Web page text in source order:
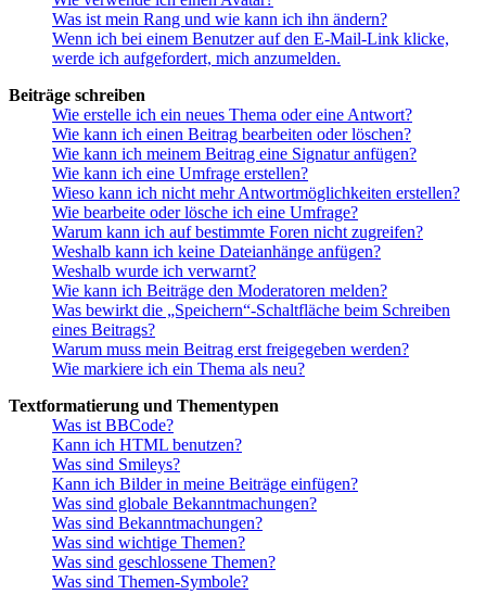
Was ist mein Rang und wie kann ich ihn ändern?
Wenn ich bei einem Benutzer auf den E-Mail-Link klicke,
werde ich aufgefordert, mich anzumelden.
Beiträge schreiben
Wie erstelle ich ein neues Thema oder eine Antwort?
Wie kann ich einen Beitrag bearbeiten oder löschen?
Wie kann ich meinem Beitrag eine Signatur anfügen?
Wie kann ich eine Umfrage erstellen?
Wieso kann ich nicht mehr Antwortmöglichkeiten erstellen?
Wie bearbeite oder lösche ich eine Umfrage?
Warum kann ich auf bestimmte Foren nicht zugreifen?
Weshalb kann ich keine Dateianhänge anfügen?
Weshalb wurde ich verwarnt?
Wie kann ich Beiträge den Moderatoren melden?
Was bewirkt die „Speichern“-Schaltfläche beim Schreiben
eines Beitrags?
Warum muss mein Beitrag erst freigegeben werden?
Wie markiere ich ein Thema als neu?
Textformatierung und Thementypen
Was ist BBCode?
Kann ich HTML benutzen?
Was sind Smileys?
Kann ich Bilder in meine Beiträge einfügen?
Was sind globale Bekanntmachungen?
Was sind Bekanntmachungen?
Was sind wichtige Themen?
Was sind geschlossene Themen?
Was sind Themen-Symbole?